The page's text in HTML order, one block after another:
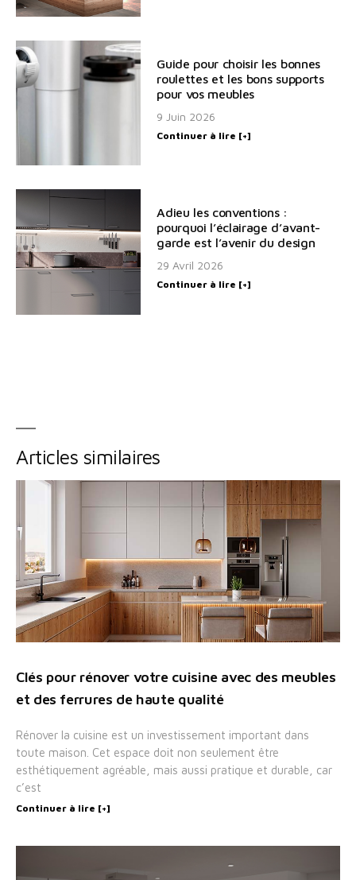
Guide pour choisir les bonnes
roulettes et les bons supports
pour vos meubles
9 Juin 2026
Continuer à lire [+]
Adieu les conventions :
pourquoi l’éclairage d’avant-
garde est l’avenir du design
29 Avril 2026
Continuer à lire [+]
Articles similaires
Clés pour rénover votre cuisine avec des meubles
et des ferrures de haute qualité
Rénover la cuisine est un investissement important dans
toute maison. Cet espace doit non seulement être
esthétiquement agréable, mais aussi pratique et durable, car
c’est
Continuer à lire [+]